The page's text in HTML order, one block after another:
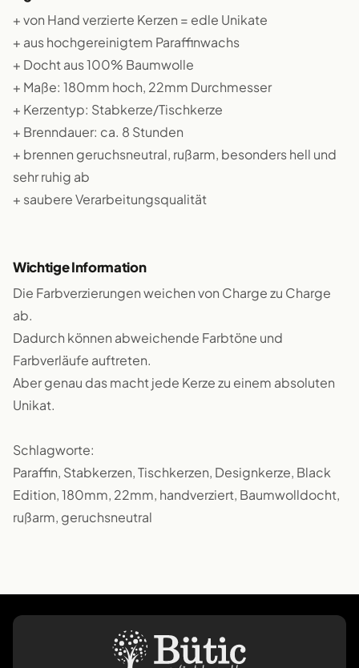
+ von Hand verzierte Kerzen = edle Unikate
+ aus hochgereinigtem Paraffinwachs
+ Docht aus 100% Baumwolle
+ Maße: 180mm hoch, 22mm Durchmesser
+ Kerzentyp: Stabkerze/Tischkerze
+ Brenndauer: ca. 8 Stunden
+ brennen geruchsneutral, rußarm, besonders hell und
sehr ruhig ab
+ saubere Verarbeitungsqualität
Wichtige Information
Die Farbverzierungen weichen von Charge zu Charge
ab.
Dadurch können abweichende Farbtöne und
Farbverläufe auftreten.
Aber genau das macht jede Kerze zu einem absoluten
Unikat.
Schlagworte:
Paraffin, Stabkerzen, Tischkerzen, Designkerze, Black
Edition, 180mm, 22mm, handverziert, Baumwolldocht,
rußarm, geruchsneutral